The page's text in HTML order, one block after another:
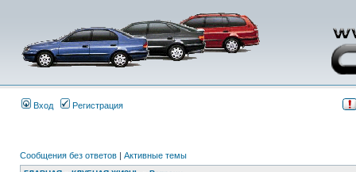
Вход Регистрация
Сообщения без ответов | Активные темы